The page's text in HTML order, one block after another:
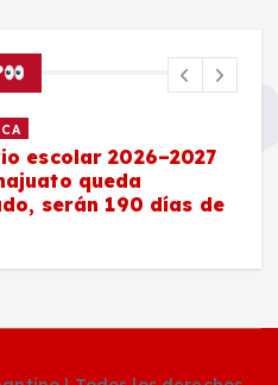
escolar 2026–2027
queda
serán 190 días de